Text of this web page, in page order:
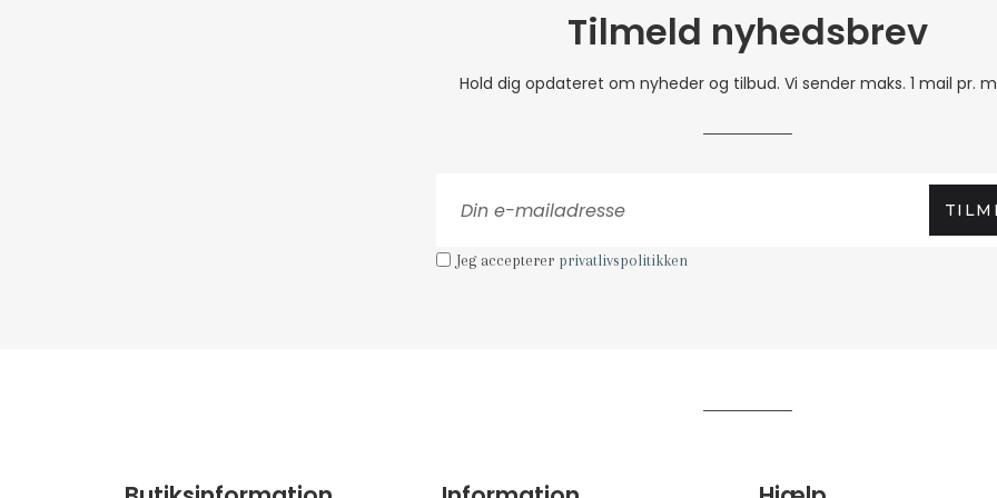
Tilmeld nyhedsbrev
Hold dig opdateret om nyheder og tilbud. Vi sender maks. 1 mail pr.
Jeg accepterer privatlivspolitikken